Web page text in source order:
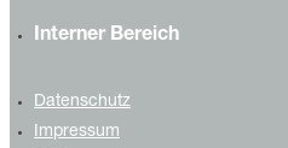
Interner Bereich
Datenschutz
Impressum